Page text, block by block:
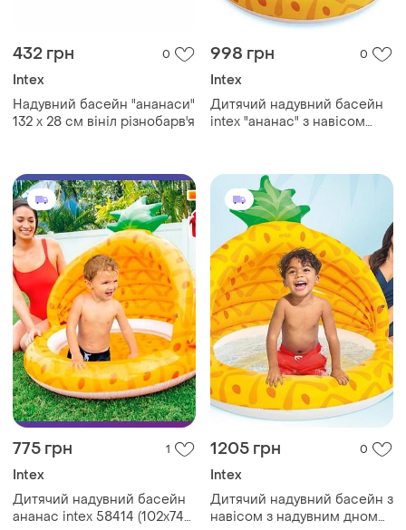
432 грн 0
Intex
Надувний басейн "ананаси"
132 х 28 см вініл різнобарв'я
998 грн 0
Intex
Дитячий надувний басейн
intex "ананас" з навісом
775 грн 1
Intex
Дитячий надувний басейн
ананас intex 58414 (102х74
1205 грн 0
Intex
Дитячий надувний басейн з
навісом з надувним дном